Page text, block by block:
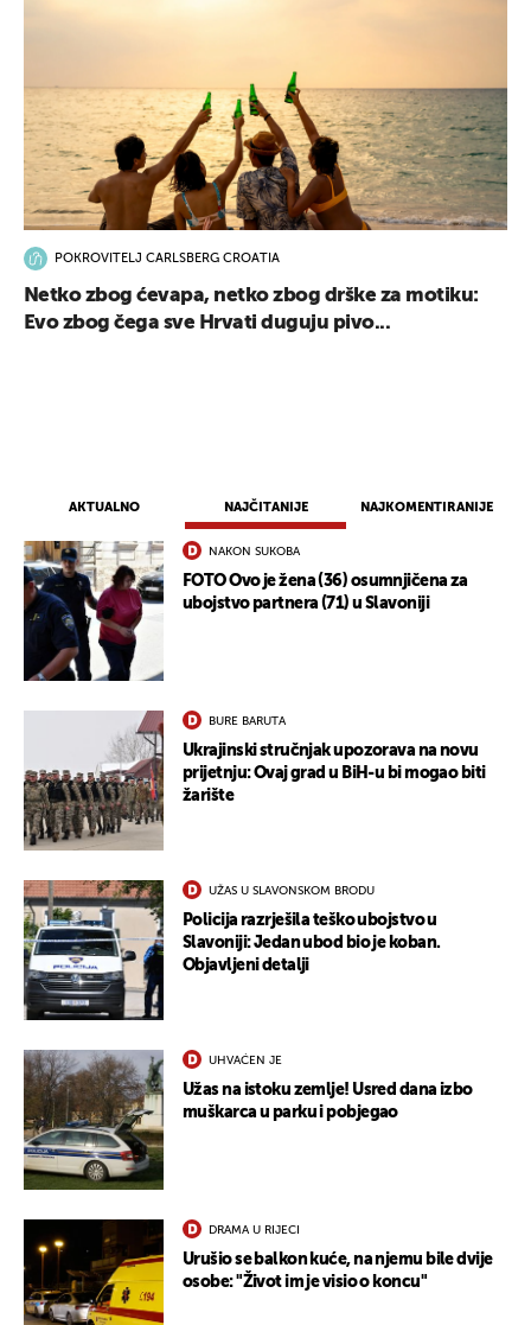
AKTUALNO NAJČITANIJE NAJKOMENTIRANIJE
NAKON SUKOBA
FOTO Ovo je žena (36) osumnjičena za
ubojstvo partnera (71) u Slavoniji
BURE BARUTA
Ukrajinski stručnjak upozorava na novu
prijetnju: Ovaj grad u BiH-u bi mogao biti
žarište
UŽAS U SLAVONSKOM BRODU
Policija razrješila teško ubojstvo u
Slavoniji: Jedan ubod bio je koban.
Objavljeni detalji
UHVAĆEN JE
Užas na istoku zemlje! Usred dana izbo
muškarca u parku i pobjegao
DRAMA U RIJECI
Urušio se balkon kuće, na njemu bile dvije
osobe: "Život im je visio o koncu"
POKROVITELJ CARLSBERG CROATIA
Netko zbog ćevapa, netko zbog drške za motiku:
Evo zbog čega sve Hrvati duguju pivo...